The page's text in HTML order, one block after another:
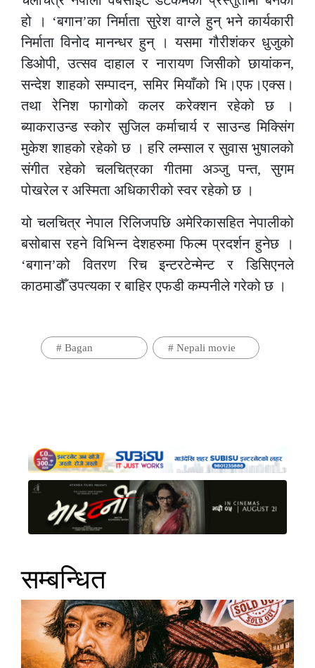
हो । ‘बगान’का निर्माता सुरेश वाग्ले हुन् भने कार्यकारी
निर्माता विनोद मानन्धर हुन् । यसमा गौरीशंकर धुजुको
डिओपी, उत्सव दाहाल र नारायण जिसीको छायांकन,
सन्देश शाहको सम्पादन, समिर मियाँको भि।एफ।एक्स।
तथा रेनिश फागोको कलर करेक्शन रहेको छ ।
ब्याकराउन्ड स्कोर सुजिल कर्माचार्य र साउन्ड मिक्सिंग
मुकेश शाहको रहेको छ । हरि लम्साल र सुवास भुषालको
संगीत रहेको चलचित्रका गीतमा अञ्जु पन्त, सुगम
पोखरेल र अस्मिता अधिकारीको स्वर रहेको छ ।
यो चलचित्र नेपाल रिलिजपछि अमेरिकासहित नेपालीको
बसोबास रहने विभिन्न देशहरुमा फिल्म प्रदर्शन हुनेछ ।
‘बगान’को वितरण रिच इन्टरटेन्मेन्ट र डिसिएनले
काठमाडौँ उपत्यका र बाहिर एफडी कम्पनीले गरेको छ ।
# Bagan # Nepali movie
सम्बन्धित